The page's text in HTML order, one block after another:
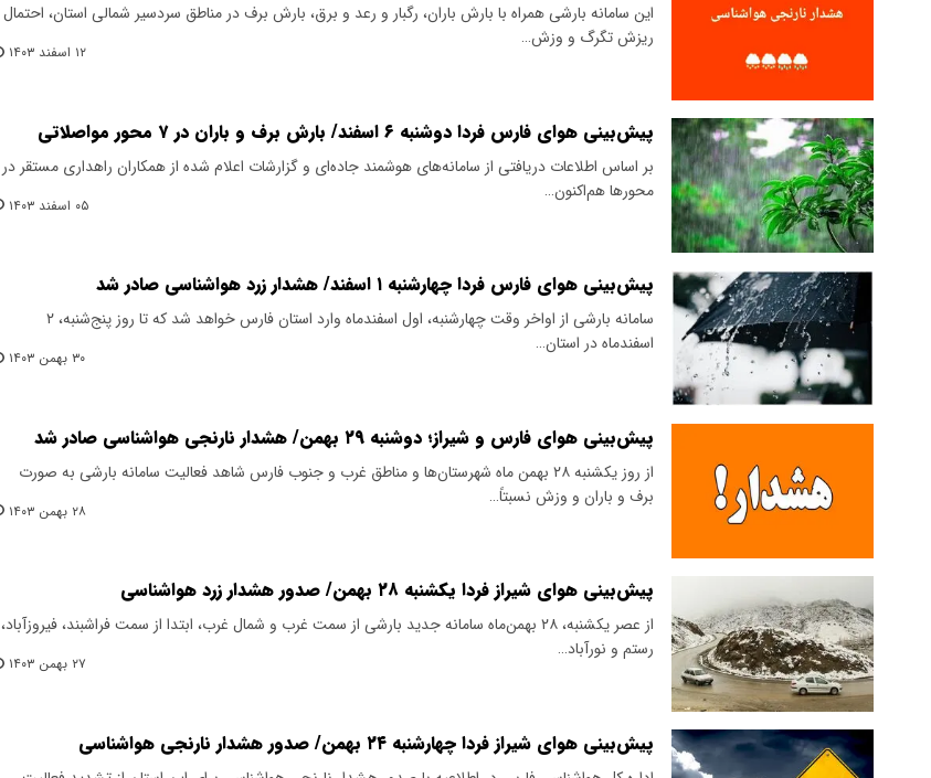
این سامانه بارشی همراه با بارش باران، رگبار و رعد و برق، بارش برف در مناطق سردسیر شمالی استان، احتمال
ریزش تگرگ و وزش…
۱۲ اسفند ۱۴۰۳
پیش‌بینی هوای فارس فردا دوشنبه ۶ اسفند/ بارش برف و باران در ۷ محور مواصلاتی
بر اساس اطلاعات دریافتی از سامانه‌های هوشمند جاده‌ای و گزارشات اعلام شده از همکاران راهداری مستقر در
محورها هم‌اکنون…
۰۵ اسفند ۱۴۰۳
پیش‌بینی هوای فارس فردا چهارشنبه ۱ اسفند/ هشدار زرد هواشناسی صادر شد
سامانه بارشی از اواخر وقت چهارشنبه، اول اسفندماه وارد استان فارس خواهد شد که تا روز پنج‌شنبه، ۲
اسفندماه در استان…
۳۰ بهمن ۱۴۰۳
پیش‌بینی هوای فارس و شیراز؛ دوشنبه ۲۹ بهمن/ هشدار نارنجی هواشناسی صادر شد
از روز یکشنبه ۲۸ بهمن ماه شهرستان‌ها و مناطق غرب و جنوب فارس شاهد فعالیت سامانه بارشی به صورت
برف و باران و وزش نسبتاً…
۲۸ بهمن ۱۴۰۳
پیش‌بینی هوای شیراز فردا یکشنبه ۲۸ بهمن/ صدور هشدار زرد هواشناسی
از عصر یکشنبه، ۲۸ بهمن‌ماه سامانه جدید بارشی از سمت غرب و شمال غرب، ابتدا از سمت فراشبند، فیروزآباد،
رستم و نورآباد…
۲۷ بهمن ۱۴۰۳
پیش‌بینی هوای شیراز فردا چهارشنبه ۲۴ بهمن/ صدور هشدار نارنجی هواشناسی